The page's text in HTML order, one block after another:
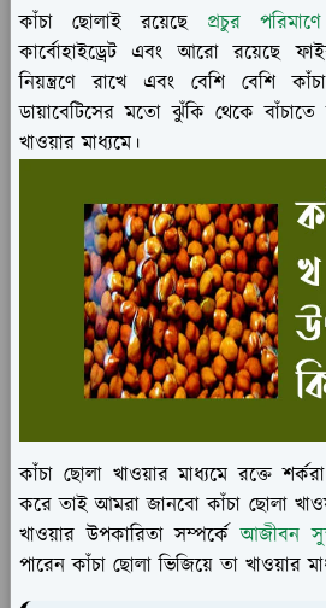
কাঁচা ছোলাই রয়েছে প্রচুর
কার্বোহাইড্রেট এবং আরো রয়েছে
নিয়ন্ত্রণে রাখে এবং বেশি বেশি
ডায়াবেটিসের মতো ঝুঁকি থেকে
খাওয়ার মাধ্যমে।
কাঁচা ছোলা খাওয়ার মাধ্যমে রক্তে
করে তাই আমরা জানবো কাঁচা ছোলা
খাওয়ার উপকারিতা সম্পর্কেআজীবন
পারেন কাঁচা ছোলা ভিজিয়ে তা খাওয়ার